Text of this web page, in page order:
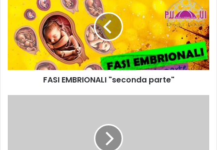
FASI EMBRIONALI "seconda parte"